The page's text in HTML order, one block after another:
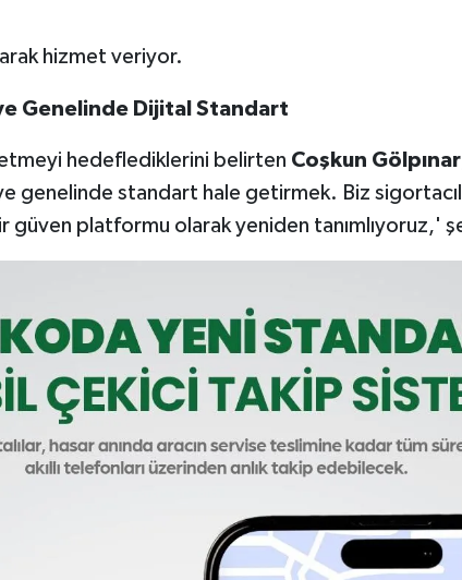
hizmet veriyor.
Genelinde Dijital Standart
hedeflediklerini belirten Coşkun Gölpınar
genelinde standart hale getirmek. Biz
güven platformu olarak yeniden tanımlıyoruz,'